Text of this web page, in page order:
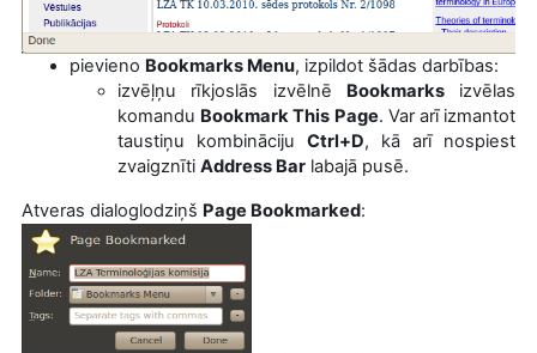
pievieno Bookmarks Menu, izpildot šādas darbības:
izvēļņu rīkjoslās izvēlnē Bookmarksizvēlas
komandu Bookmark This Page. Var arī izmantot
taustiņu kombināciju Ctrl+D, kā arī nospiest
zvaigznīti Address Bar labajā pusē.
Atveras dialoglodziņš Page Bookmarked: